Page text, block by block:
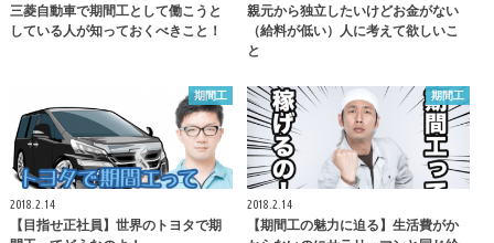
三菱自動車で期間工として働こうと
している人が知っておくべきこと！
親元から独立したいけどお金がない
（給料が低い）人に考えて欲しいこ
と
期間工
2018.2.14
【目指せ正社員】世界のトヨタで期
期間工
2018.2.14
【期間工の魅力に迫る】生活費がか